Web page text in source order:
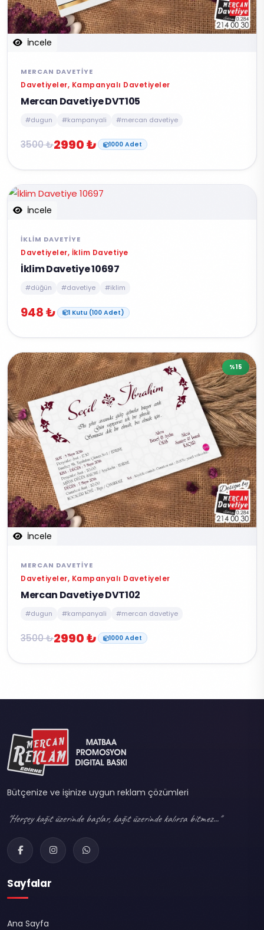
İncele
MERCAN DAVETIYE
Davetiyeler, Kampanyalı Davetiyeler
Mercan Davetiye DVT105
#dugun #kampanyali #mercan davetiye
3500 ₺2990 ₺ 1000 Adet
İncele
İKLIM DAVETIYE
Davetiyeler, İklim Davetiye
İklim Davetiye 10697
#düğün #davetiye #iklim
948 ₺ 1 Kutu (100 Adet)
İncele
%15
MERCAN DAVETIYE
Davetiyeler, Kampanyalı Davetiyeler
Mercan Davetiye DVT102
#dugun #kampanyali #mercan davetiye
3500 ₺2990 ₺ 1000 Adet
Bütçenize ve işinize uygun reklam çözümleri
"Herşey kağıt üzerinde başlar, kağıt üzerinde kalırsa bitmez..."
Sayfalar
Ana Sayfa